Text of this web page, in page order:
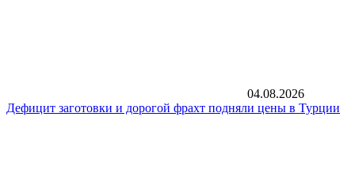
04.08.2026
Дефицит заготовки и дорогой фрахт подняли цены в Турции